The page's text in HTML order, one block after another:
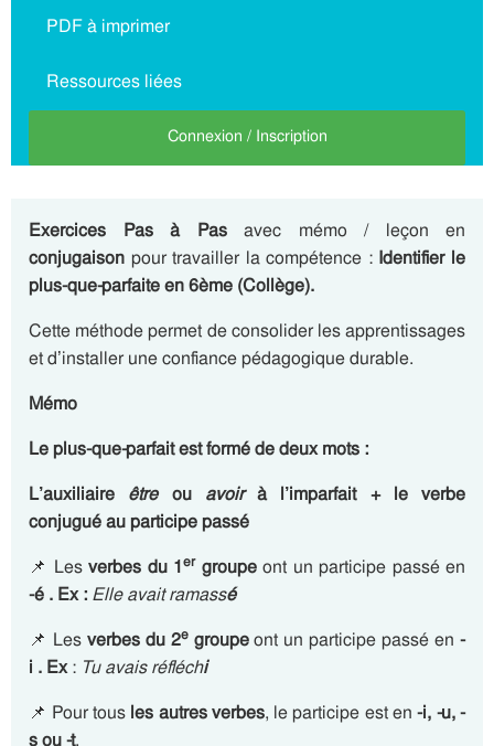
PDF à imprimer
Ressources liées
Connexion / Inscription
Exercices Pas à Pasavec mémo / leçon en
conjugaison pour travailler la compétence :Identifier le
plus-que-parfaite en 6ème (Collège).
Cette méthode permet de consolider les apprentissages
et d’installer une confiance pédagogique durable.
Mémo
Le plus-que-parfait est formé de deux mots :
L’auxiliaire êtreou avoir à l’imparfait + le verbe
conjugué au participe passé
📌 Lesverbes du 1ergroupeont un participe passé en
-é . Ex : Elle avait ramassé
📌 Les verbes du 2egroupeont un participe passé en-
i . Ex: Tu avais réfléchi
📌 Pour tous les autres verbes, le participe est en-i, -u, -
s ou -t.